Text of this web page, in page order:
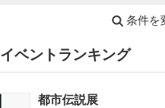
条件を
イベントランキング
都市伝説展